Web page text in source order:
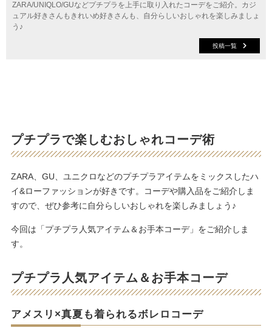
ZARA/UNIQLO/GUなどプチプラを上手に取り入れたコーデをご紹介。カジ
ュアル好きさんもきれいめ好きさんも、自分らしいおしゃれを楽しみましょ
う♪
投稿一覧
プチプラで楽しむおしゃれコーデ術
ZARA、GU、ユニクロなどのプチプラアイテムをミックスしたハ
イ&ローファッションが好きです。コーデや購入品をご紹介しま
すので、ぜひ参考に自分らしいおしゃれを楽しみましょう♪
今回は「プチプラ人気アイテム＆お手本コーデ」をご紹介しま
す。
プチプラ人気アイテム＆お手本コーデ
アメスリ×真夏も着られるボレロコーデ